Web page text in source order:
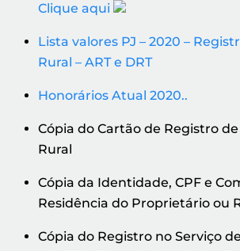
Clique aqui
Lista valores PJ – 2020 –
Rural – ART e DRT
Honorários Atual 2020..
Cópia do Cartão de Registro
Rural
Cópia da Identidade, CPF e
Residência do Proprietário ou
Cópia do Registro no Serviço